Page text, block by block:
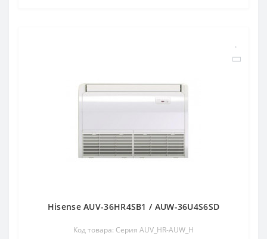
Hisense AUV-36HR4SB1 / AUW-36U4S6SD
Код товара: Серия AUV_HR-AUW_H